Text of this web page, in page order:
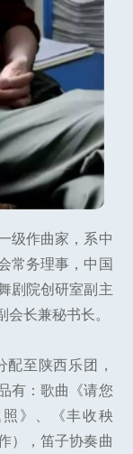
级作曲家，系中
常务理事，中国
剧院创研室副主
长兼秘书长。
配至陕西乐团，
有：歌曲《请您
》、《丰收秧
），笛子协奏曲